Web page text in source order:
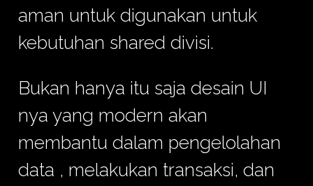
aman untuk digunakan untuk
kebutuhan shared divisi.
Bukan hanya itu saja desain UI
nya yang modern akan
membantu dalam pengelolahan
data , melakukan transaksi, dan